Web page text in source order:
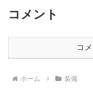
コメント
コ
ホーム 装備